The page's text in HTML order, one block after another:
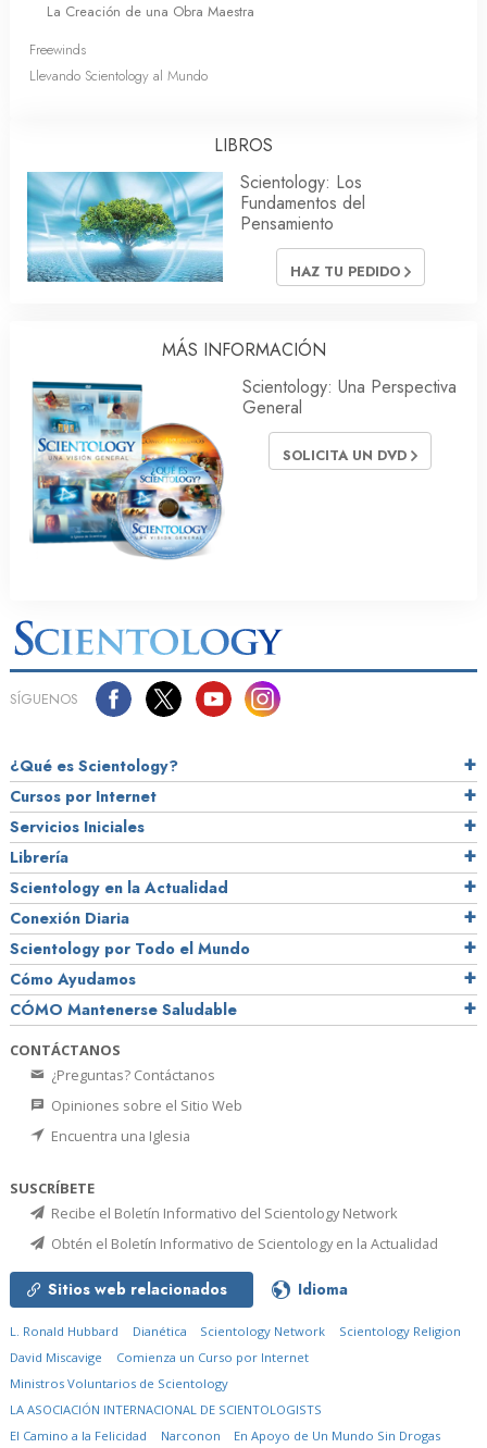
La Creación de una Obra Maestra
Freewinds
Llevando Scientology al Mundo
LIBROS
Scientology: Los
Fundamentos del
Pensamiento
HAZ TU PEDIDO
MÁS INFORMACIÓN
Scientology: Una Perspectiva
General
SOLICITA UN DVD
SÍGUENOS
¿Qué es Scientology?
Cursos por Internet
Servicios Iniciales
Librería
Scientology en la Actualidad
Conexión Diaria
Scientology por Todo el Mundo
Cómo Ayudamos
CÓMO Mantenerse Saludable
CONTÁCTANOS
¿Preguntas? Contáctanos
Opiniones sobre el Sitio Web
Encuentra una Iglesia
SUSCRÍBETE
Recibe el Boletín Informativo del Scientology Network
Obtén el Boletín Informativo de Scientology en la Actualidad
Sitios web relacionados Idioma
L. Ronald Hubbard Dianética Scientology Network
Scientology Religion
David Miscavige
Comienza un Curso por Internet
Ministros Voluntarios de Scientology
LA ASOCIACIÓN INTERNACIONAL DE SCIENTOLOGISTS
El Camino a la Felicidad
Narconon En Apoyo de Un Mundo Sin Drogas